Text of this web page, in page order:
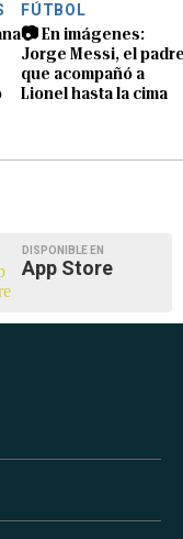
FÚTBOL
📷 En imágenes:
Jorge Messi, el
que acompañó a
Lionel hasta la cima
DISPONIBLE EN
App Store